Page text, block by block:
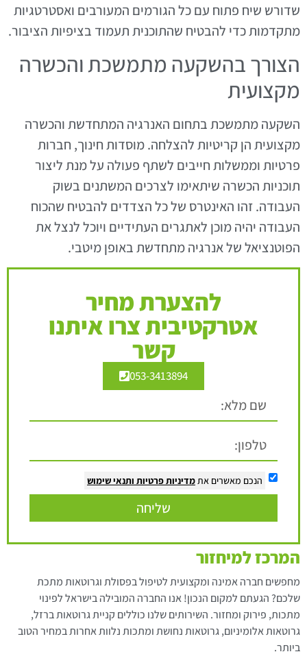
שדורש שיח פתוח עם כל הגורמים המעורבים ואסטרטגיות
מתקדמות כדי להבטיח שהתוכנית תעמוד בציפיות הציבור.
הצורך בהשקעה מתמשכת והכשרה
מקצועית
השקעה מתמשכת בתחום האנרגיה המתחדשת והכשרה
מקצועית הן קריטיות להצלחה. מוסדות חינוך, חברות
פרטיות וממשלות חייבים לשתף פעולה על מנת ליצור
תוכניות הכשרה שיתאימו לצרכים המשתנים בשוק
העבודה. זהו האינטרס של כל הצדדים להבטיח שהכוח
העבודה יהיה מוכן לאתגרים העתידיים ויוכל לנצל את
הפוטנציאל של אנרגיה מתחדשת באופן מיטבי.
להצערת מחיר
אטרקטיבית צרו איתנו
קשר
053-3413894
הנכם מאשרים אתמדיניות פרטיות ותנאי שימוש
שליחה
המרכז למיחזור
מחפשים חברה אמינה ומקצועית לטיפול בפסולת וגרוטאות מתכת
שלכם? הגעתם למקום הנכון! אנו החברה המובילה בישראל לפינוי
מתכות, פירוק ומחזור. השירותים שלנו כוללים קניית גרוטאות ברזל,
גרוטאות אלומיניום, גרוטאות נחושת ומתכות נלוות אחרות במחיר הטוב
ביותר.